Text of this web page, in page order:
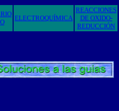
ELECTROQUÍMICA
REACCIONES
DE OXIDO-
REDUCCIÓN